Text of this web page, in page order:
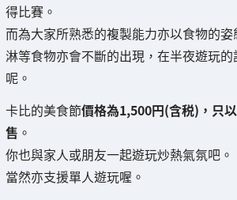
得比賽。
而為大家所熟悉的複製能力亦以食物的
淋等食物亦會不斷的出現，在半夜遊玩
呢。
卡比的美食節價格為1,500円(含税)，只
售 。
你也與家人或朋友一起遊玩炒熱氣氛吧。
當然亦支援單人遊玩喔。